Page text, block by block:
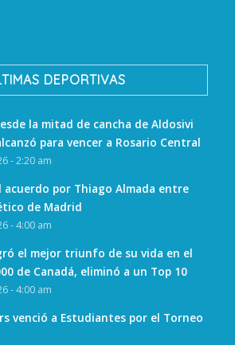
DEPORTIVAS
la mitad de cancha de Aldosivi
para vencer a Rosario Central
- 2:20 am
acuerdo por Thiago Almada entre
de Madrid
- 4:00 am
el mejor triunfo de su vida en el
de Canadá, eliminó a un Top 10
- 4:00 am
venció a Estudiantes por el Torneo